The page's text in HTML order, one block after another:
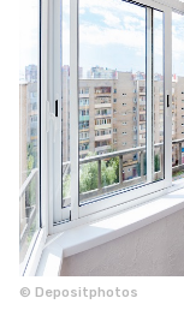
© Depositphotos